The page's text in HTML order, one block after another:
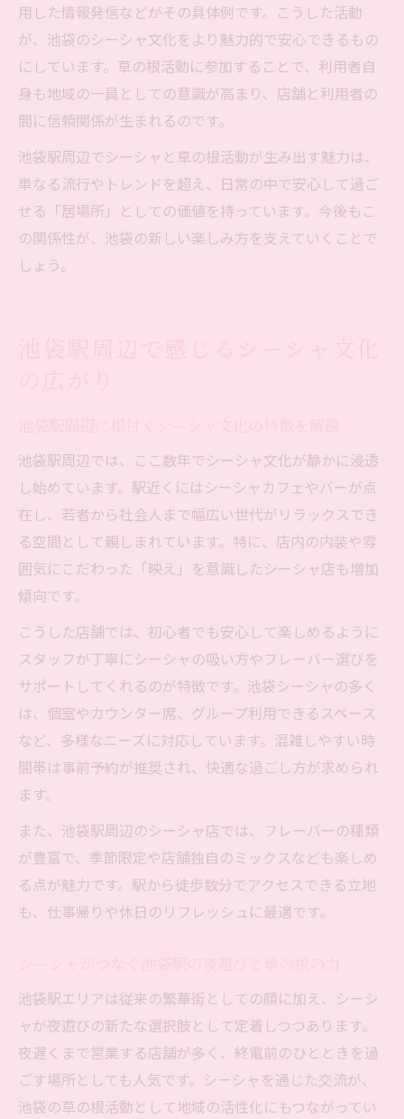
用した情報発信などがその具体例です。こうした活動
が、池袋のシーシャ文化をより魅力的で安心できるもの
にしています。草の根活動に参加することで、利用者自
身も地域の一員としての意識が高まり、店舗と利用者の
間に信頼関係が生まれるのです。
池袋駅周辺でシーシャと草の根活動が生み出す魅力は、
単なる流行やトレンドを超え、日常の中で安心して過ご
せる「居場所」としての価値を持っています。今後もこ
の関係性が、池袋の新しい楽しみ方を支えていくことで
しょう。
池袋駅周辺では、ここ数年でシーシャ文化が静かに浸透
し始めています。駅近くにはシーシャカフェやバーが点
在し、若者から社会人まで幅広い世代がリラックスでき
る空間として親しまれています。特に、店内の内装や雰
囲気にこだわった「映え」を意識したシーシャ店も増加
傾向です。
こうした店舗では、初心者でも安心して楽しめるように
スタッフが丁寧にシーシャの吸い方やフレーバー選びを
サポートしてくれるのが特徴です。池袋シーシャの多く
は、個室やカウンター席、グループ利用できるスペース
など、多様なニーズに対応しています。混雑しやすい時
間帯は事前予約が推奨され、快適な過ごし方が求められ
ます。
また、池袋駅周辺のシーシャ店では、フレーバーの種類
が豊富で、季節限定や店舗独自のミックスなども楽しめ
る点が魅力です。駅から徒歩数分でアクセスできる立地
も、仕事帰りや休日のリフレッシュに最適です。
池袋駅エリアは従来の繁華街としての顔に加え、シーシ
ャが夜遊びの新たな選択肢として定着しつつあります。
夜遅くまで営業する店舗が多く、終電前のひとときを過
ごす場所としても人気です。シーシャを通じた交流が、
池袋の草の根活動として地域の活性化にもつながってい